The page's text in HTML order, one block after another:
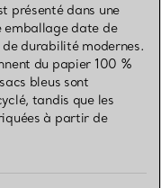
présenté dans une
emballage date de
de durabilité modernes.
du papier 100 %
bleus sont
tandis que les
à partir de